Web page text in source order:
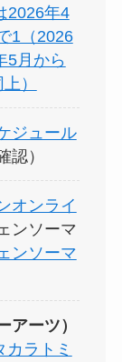
2026年4
1（2026
5月から
）
ジュール
認）
オンライ
ンソーマ
ンソーマ
アーツ）
ラトミ